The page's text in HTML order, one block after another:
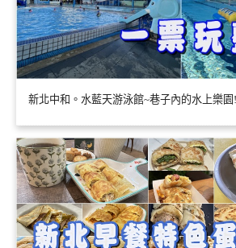
新北中和。水藍天游泳館~巷子內的水上樂園!